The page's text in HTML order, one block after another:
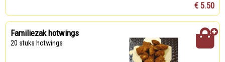
€ 5.50
Familiezak hotwings
20 stuks hotwings